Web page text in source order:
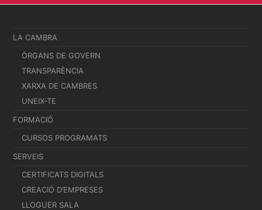
LA CAMBRA
ÒRGANS DE GOVERN
TRANSPARÈNCIA
XARXA DE CAMBRES
UNEIX-TE
FORMACIÓ
CURSOS PROGRAMATS
SERVEIS
CERTIFICATS DIGITALS
CREACIÓ D’EMPRESES
LLOGUER SALA